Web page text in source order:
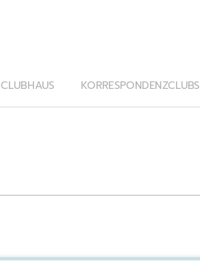
CLUBHAUS KORRESPONDENZCLUBS